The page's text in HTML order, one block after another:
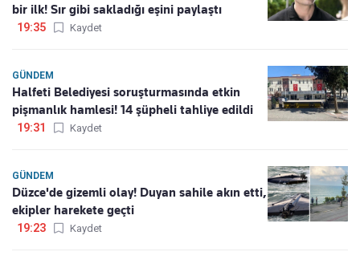
bir ilk! Sır gibi sakladığı eşini paylaştı
19:35 Kaydet
GÜNDEM
Halfeti Belediyesi soruşturmasında etkin
pişmanlık hamlesi! 14 şüpheli tahliye edildi
19:31 Kaydet
GÜNDEM
Düzce'de gizemli olay! Duyan sahile akın etti,
ekipler harekete geçti
19:23 Kaydet